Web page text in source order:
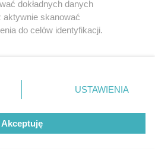
serwisie nie może być powielany i
w jakikolwiek sposób (w
na jakimkolwiek polu
lub w części z naruszeniem prawa,
zabronione pod groźbą kary i może być
dokładnych danych
aktywnie skanować
do celów identyfikacji.
przycisk ustawień prywatności
rogu strony
nie wymagają zgody
sprzeciwić się takiemu
będą miały zastosowanie tylko
USTAWIENIA
Akceptuję